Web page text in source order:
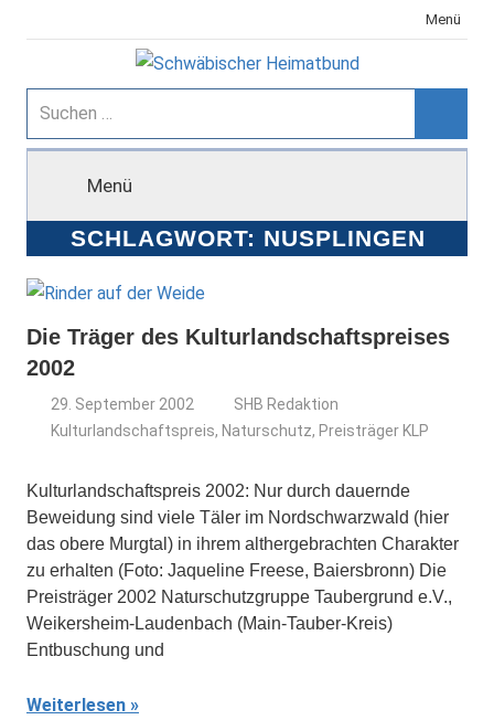
Inhalt
Menü
Schwäbischer
Heimatbund
Suchen
nach:
Menü
SCHLAGWORT: NUSPLINGEN
Die Träger des Kulturlandschaftspreises
2002
29. September 2002
SHB Redaktion
Kulturlandschaftspreis, Naturschutz, Preisträger KLP
Kulturlandschaftspreis 2002: Nur durch dauernde
Beweidung sind viele Täler im Nordschwarzwald (hier
das obere Murgtal) in ihrem althergebrachten Charakter
zu erhalten (Foto: Jaqueline Freese, Baiersbronn) Die
Preisträger 2002 Naturschutzgruppe Taubergrund e.V.,
Weikersheim-Laudenbach (Main-Tauber-Kreis)
Entbuschung und
Weiterlesen